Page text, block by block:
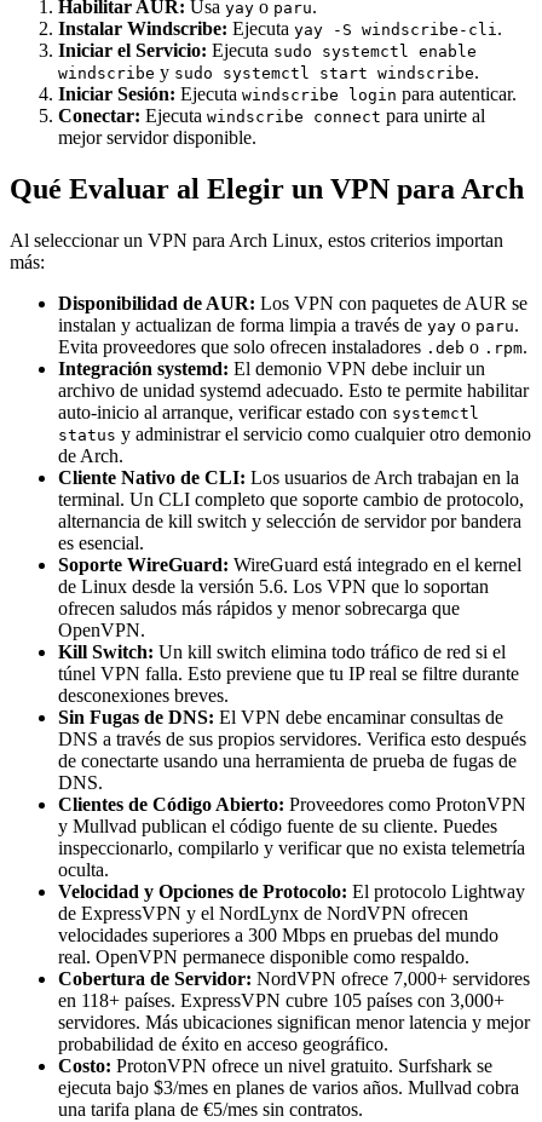
Habilitar AUR: Usa yay o paru.
Instalar Windscribe: Ejecuta yay -S windscribe-cli.
Iniciar el Servicio: Ejecuta sudo systemctl enable
windscribe y sudo systemctl start windscribe.
Iniciar Sesión: Ejecuta windscribe login para autenticar.
Conectar: Ejecuta windscribe connect para unirte al
mejor servidor disponible.
Qué Evaluar al Elegir un VPN para Arch
Al seleccionar un VPN para Arch Linux, estos criterios importan
más:
Disponibilidad de AUR: Los VPN con paquetes de AUR se
instalan y actualizan de forma limpia a través de yay o paru.
Evita proveedores que solo ofrecen instaladores .deb o .rpm.
Integración systemd: El demonio VPN debe incluir un
archivo de unidad systemd adecuado. Esto te permite habilitar
auto-inicio al arranque, verificar estado con systemctl
status y administrar el servicio como cualquier otro demonio
de Arch.
Cliente Nativo de CLI: Los usuarios de Arch trabajan en la
terminal. Un CLI completo que soporte cambio de protocolo,
alternancia de kill switch y selección de servidor por bandera
es esencial.
Soporte WireGuard: WireGuard está integrado en el kernel
de Linux desde la versión 5.6. Los VPN que lo soportan
ofrecen saludos más rápidos y menor sobrecarga que
OpenVPN.
Kill Switch: Un kill switch elimina todo tráfico de red si el
túnel VPN falla. Esto previene que tu IP real se filtre durante
desconexiones breves.
Sin Fugas de DNS: El VPN debe encaminar consultas de
DNS a través de sus propios servidores. Verifica esto después
de conectarte usando una herramienta de prueba de fugas de
DNS.
Clientes de Código Abierto: Proveedores como ProtonVPN
y Mullvad publican el código fuente de su cliente. Puedes
inspeccionarlo, compilarlo y verificar que no exista telemetría
oculta.
Velocidad y Opciones de Protocolo: El protocolo Lightway
de ExpressVPN y el NordLynx de NordVPN ofrecen
velocidades superiores a 300 Mbps en pruebas del mundo
real. OpenVPN permanece disponible como respaldo.
Cobertura de Servidor: NordVPN ofrece 7,000+ servidores
en 118+ países. ExpressVPN cubre 105 países con 3,000+
servidores. Más ubicaciones significan menor latencia y mejor
probabilidad de éxito en acceso geográfico.
Costo: ProtonVPN ofrece un nivel gratuito. Surfshark se
ejecuta bajo $3/mes en planes de varios años. Mullvad cobra
una tarifa plana de €5/mes sin contratos.